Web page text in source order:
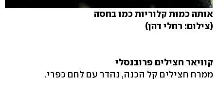
אותה כמות קלוריות כמו בחסה
(צילום: רחלי דהן)
קוויאר חצילים פרובנסלי
ממרח חצילים קל הכנה, נהדר עם לחם כפרי.